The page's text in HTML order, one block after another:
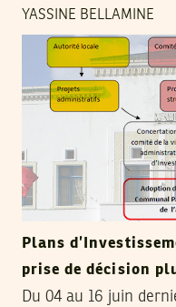
YASSINE BELLAMINE
Plans
prise de décision
Du 04 au 16 juin